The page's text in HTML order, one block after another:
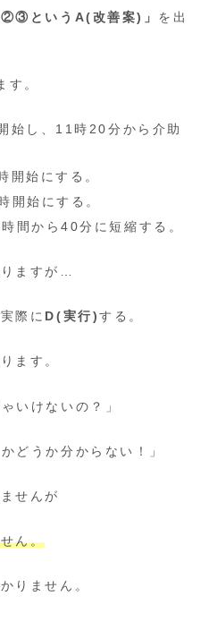
というA(改善案)」 を出
す。
始し、11時20分から介助
開始にする。
開始にする。
間から40分に短縮する。
ますが…
際に D(実行)する。
ます。
いけないの？」
どうか分からない！」
せんが
ん。
りません。